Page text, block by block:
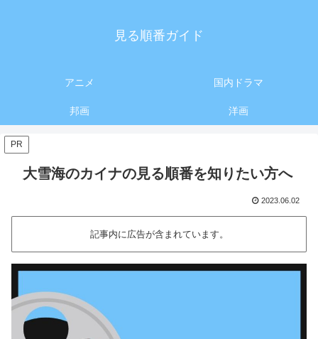
見る順番ガイド
アニメ 国内ドラマ
邦画 洋画
PR
大雪海のカイナの見る順番を知りたい方へ
2023.06.02
記事内に広告が含まれています。